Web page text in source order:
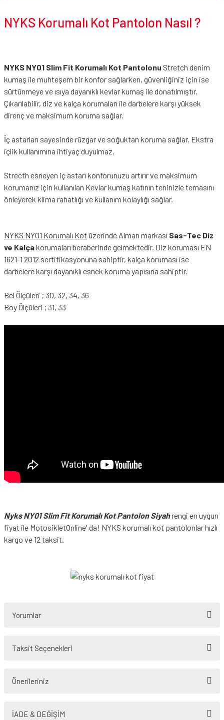
NYKS Korumalı Kot Pantolon Nasıl ?
NYKS NY01 Slim Fit Korumalı Kot Pantolonu Stretch denim
kumaş ile muhteşem bir konfor sağlarken, güvenliğiniz için ise
sürtünmeye ve ısıya dayanıklı kevlar kumaş ile donatılmıştır.
Çıkarılabilir, diz ve kalça korumaları ile darbelere karşı yüksek
direnç ve maksimum koruma sağlar.
İç astarları sayesinde rüzgar ve soğuktan koruma sağlar. Ekstra
içlik kullanımına ihtiyaç duyulmaz.
Strecth esneyen iç astarı konforunuzu artırır ve maksimum
korumanız için kullanılan Kevlar kumaş katının teninizle temasını
önleyerek klima rahatlığı ve kullanım kolaylığı sağlar.
NYKS NY01 Korumalı Kot üzerinde Alman markası Sas-Tec Diz
ve Kalçakorumaları beraberinde gelmektedir. Diz koruması EN
1621-1 2012 sertifikasyonuna sahiptir, kalça koruması ise
darbelere karşı dayanıklı esnek koruma yapısına sahiptir.
Bel Ölçüleri ; 30, 32, 34, 36
Boy Ölçüleri ; 31, 33
Nyks NY01 Slim Fit Korumalı Kot Pantolon Siyahrengi en uygun
fiyat ile MotosikletOnline' da! NYKS korumalı kot pantolonlar hızlı
kargo ve 12 taksit.
Yorumlar
Taksit Seçenekleri
Önerileriniz
yetersiz gördüğünüz noktaları öneri formunu kullanarak tarafımıza
İADE & DEĞİŞİM